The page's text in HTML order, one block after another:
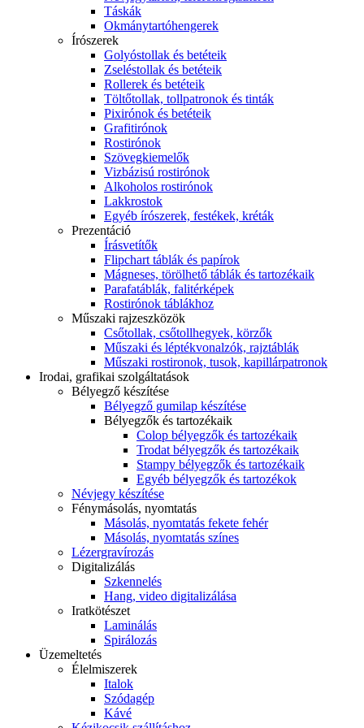
Táskák
Okmánytartóhengerek
Írószerek
Golyóstollak és betéteik
Zseléstollak és betéteik
Rollerek és betéteik
Töltőtollak, tollpatronok és tinták
Pixirónok és betéteik
Grafitirónok
Rostirónok
Szövegkiemelők
Vizbázisú rostirónok
Alkoholos rostirónok
Lakkrostok
Egyéb írószerek, festékek, kréták
Prezentáció
Írásvetítők
Flipchart táblák és papírok
Mágneses, törölhető táblák és tartozékaik
Parafatáblák, falitérképek
Rostirónok táblákhoz
Műszaki rajzeszközök
Csőtollak, csőtollhegyek, körzők
Műszaki és léptékvonalzók, rajztáblák
Műszaki rostironok, tusok, kapillárpatronok
Irodai, grafikai szolgáltatások
Bélyegző készítése
Bélyegző gumilap készítése
Bélyegzők és tartozékaik
Colop bélyegzők és tartozékaik
Trodat bélyegzők és tartozékaik
Stampy bélyegzők és tartozékaik
Egyéb bélyegzők és tartozékok
Névjegy készítése
Fénymásolás, nyomtatás
Másolás, nyomtatás fekete fehér
Másolás, nyomtatás színes
Lézergravírozás
Digitalizálás
Szkennelés
Hang, video digitalizálása
Iratkötészet
Laminálás
Spirálozás
Üzemeltetés
Élelmiszerek
Italok
Szódagép
Kávé